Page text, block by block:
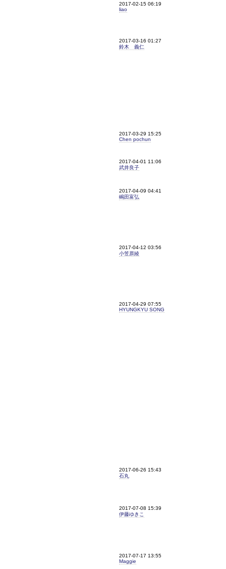
2017-02-15 06:19
liao
2017-03-16 01:27
鈴木 義仁
2017-03-29 15:25
Chen pochun
2017-04-01 11:06
武井良子
2017-04-09 04:41
嶋田富弘
2017-04-12 03:56
小笠原綾
2017-04-29 07:55
HYUNGKYU SONG
2017-06-26 15:43
石丸
2017-07-08 15:39
伊藤ゆきこ
2017-07-17 13:55
Maggie